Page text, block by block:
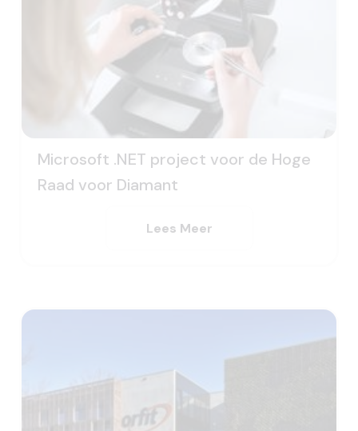
Microsoft .NET project voor de Hoge
Raad voor Diamant
Lees Meer